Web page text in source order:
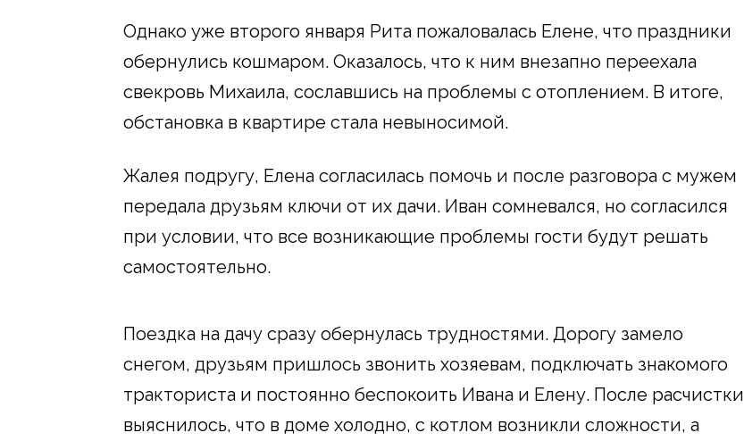
Однако уже второго января Рита пожаловалась Елене, что праздники
обернулись кошмаром. Оказалось, что к ним внезапно переехала
свекровь Михаила, сославшись на проблемы с отоплением. В итоге,
обстановка в квартире стала невыносимой.
Жалея подругу, Елена согласилась помочь и после разговора с мужем
передала друзьям ключи от их дачи. Иван сомневался, но согласился
при условии, что все возникающие проблемы гости будут решать
самостоятельно.
Поездка на дачу сразу обернулась трудностями. Дорогу замело
снегом, друзьям пришлось звонить хозяевам, подключать знакомого
тракториста и постоянно беспокоить Ивана и Елену. После расчистки
выяснилось, что в доме холодно, с котлом возникли сложности, а